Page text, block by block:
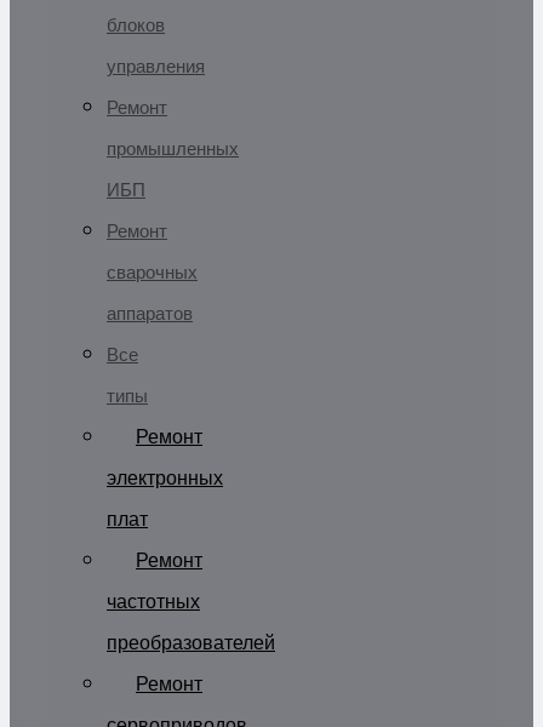
блоков
управления
Ремонт
промышленных
ИБП
Ремонт
сварочных
аппаратов
Все
типы
Ремонт
электронных
плат
Ремонт
частотных
преобразователей
Ремонт